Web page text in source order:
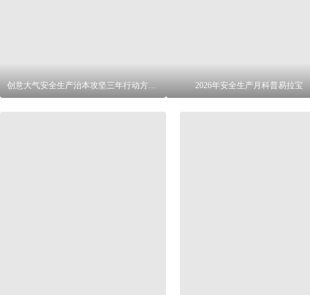
创意大气安全生产治本攻坚三年行动方案挂画 2026年安全生产月科普易拉宝